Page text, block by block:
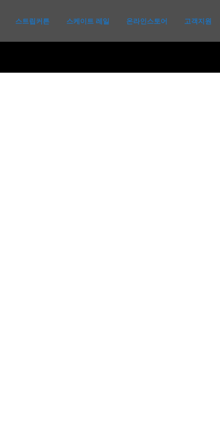
스트립커튼 스케이트 레일 온라인스토어 고객지원